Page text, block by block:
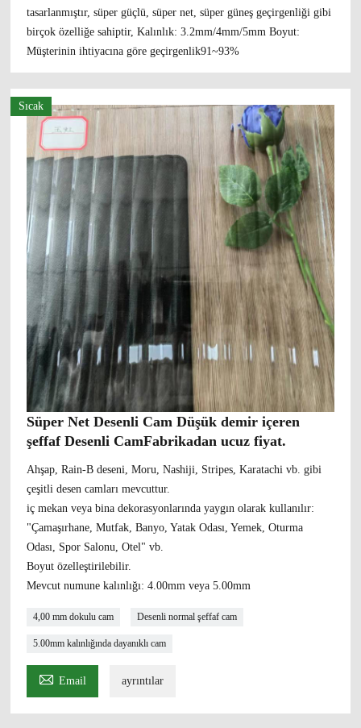
tasarlanmıştır, süper güçlü, süper net, süper güneş geçirgenliği gibi
birçok özelliğe sahiptir, Kalınlık: 3.2mm/4mm/5mm Boyut:
Müşterinin ihtiyacına göre geçirgenlik91~93%
Sıcak
Süper Net Desenli Cam Düşük demir içeren
şeffaf Desenli CamFabrikadan ucuz fiyat.
Ahşap, Rain-B deseni, Moru, Nashiji, Stripes, Karatachi vb. gibi
çeşitli desen camları mevcuttur.
iç mekan veya bina dekorasyonlarında yaygın olarak kullanılır:
"Çamaşırhane, Mutfak, Banyo, Yatak Odası, Yemek, Oturma
Odası, Spor Salonu, Otel" vb.
Boyut özelleştirilebilir.
Mevcut numune kalınlığı: 4.00mm veya 5.00mm
4,00 mm dokulu cam Desenli normal şeffaf cam
5.00mm kalınlığında dayanıklı cam
 Email ayrıntılar